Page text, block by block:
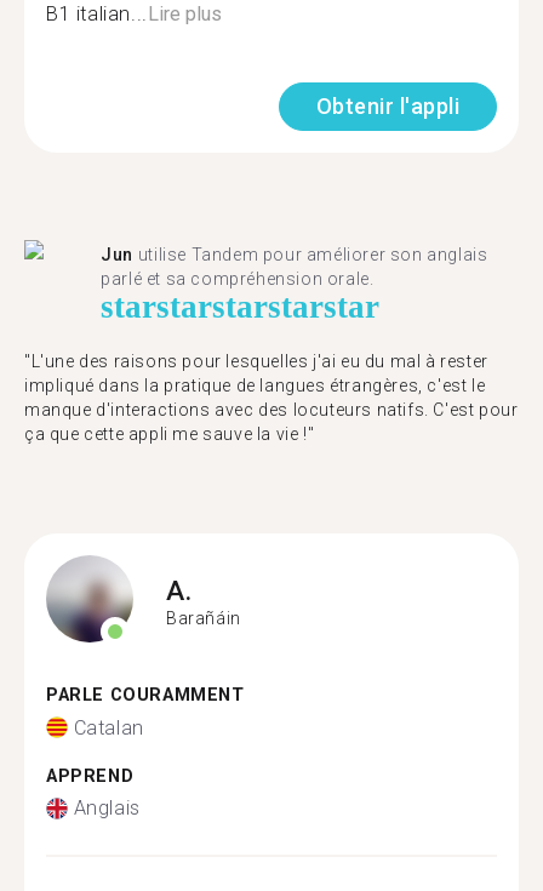
B1 italian...Lire plus
Obtenir l'appli
Jun utilise Tandem pour améliorer son anglais
parlé et sa compréhension orale.
starstarstarstarstar
"L'une des raisons pour lesquelles j'ai eu du mal à rester
impliqué dans la pratique de langues étrangères, c'est le
manque d'interactions avec des locuteurs natifs. C'est pour
ça que cette appli me sauve la vie !"
A.
Barañáin
PARLE COURAMMENT
Catalan
APPREND
Anglais